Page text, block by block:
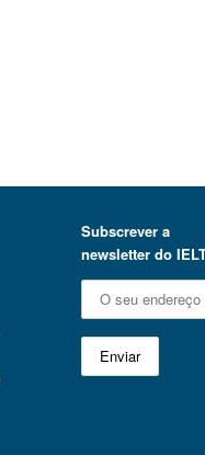
Subscrever a
newsletter do